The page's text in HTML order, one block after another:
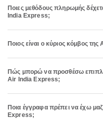
Ποιες μεθόδους πληρωμής
India Express;
Ποιος είναι ο κύριος κόμβος
Πώς μπορώ να προσθέσω
Air India Express;
Ποια έγγραφα πρέπει να έχω
Express;